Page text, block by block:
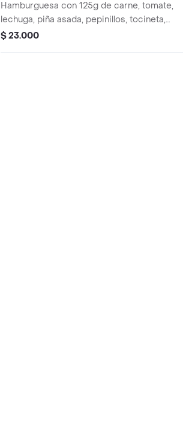
Hamburguesa con 125g de carne, tomate,
lechuga, piña asada, pepinillos, tocineta,
queso mozzarella y salsa de la casa.
$ 23.000